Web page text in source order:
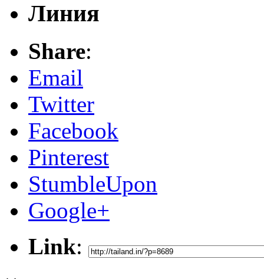
Линия
Share:
Email
Twitter
Facebook
Pinterest
StumbleUpon
Google+
Link: